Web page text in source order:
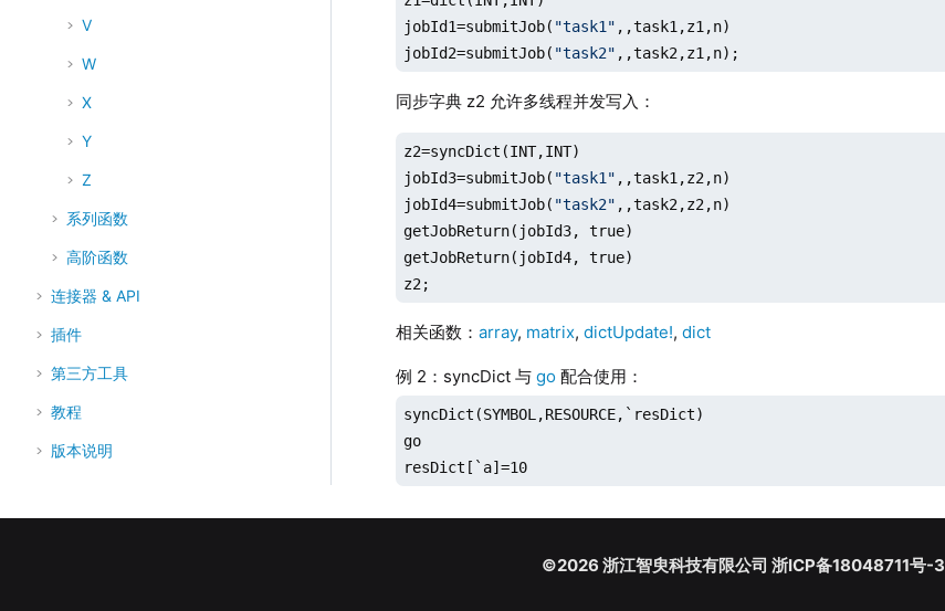
V
W
X
Y
Z
系列函数
高阶函数
连接器 & API
插件
第三方工具
教程
版本说明
jobId1=submitJob( "task1" ,,task1,z1,n)
jobId2=submitJob( "task2" ,,task2,z1,n);
同步字典 z2 允许多线程并发写入：
z2=syncDict(INT,INT)
jobId3=submitJob( "task1" ,,task1,z2,n)
jobId4=submitJob( "task2" ,,task2,z2,n)
getJobReturn(jobId3, true)
getJobReturn(jobId4, true)
z2;
相关函数：array, matrix,dictUpdate!,dict
例 2：syncDict 与go 配合使用：
syncDict(SYMBOL,RESOURCE,`resDict)
go
resDict[`a]=10
©2026 浙江智臾科技有限公司 浙ICP备18048711号-3